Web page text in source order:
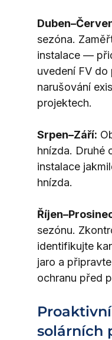
sezóna.
instalace —
uvedení FV
narušování
projektech.
Srpen–Září:
hnízda. Druhé
instalace
hnízda.
sezónu.
identifikujte
jaro a
ochranu před
solárních